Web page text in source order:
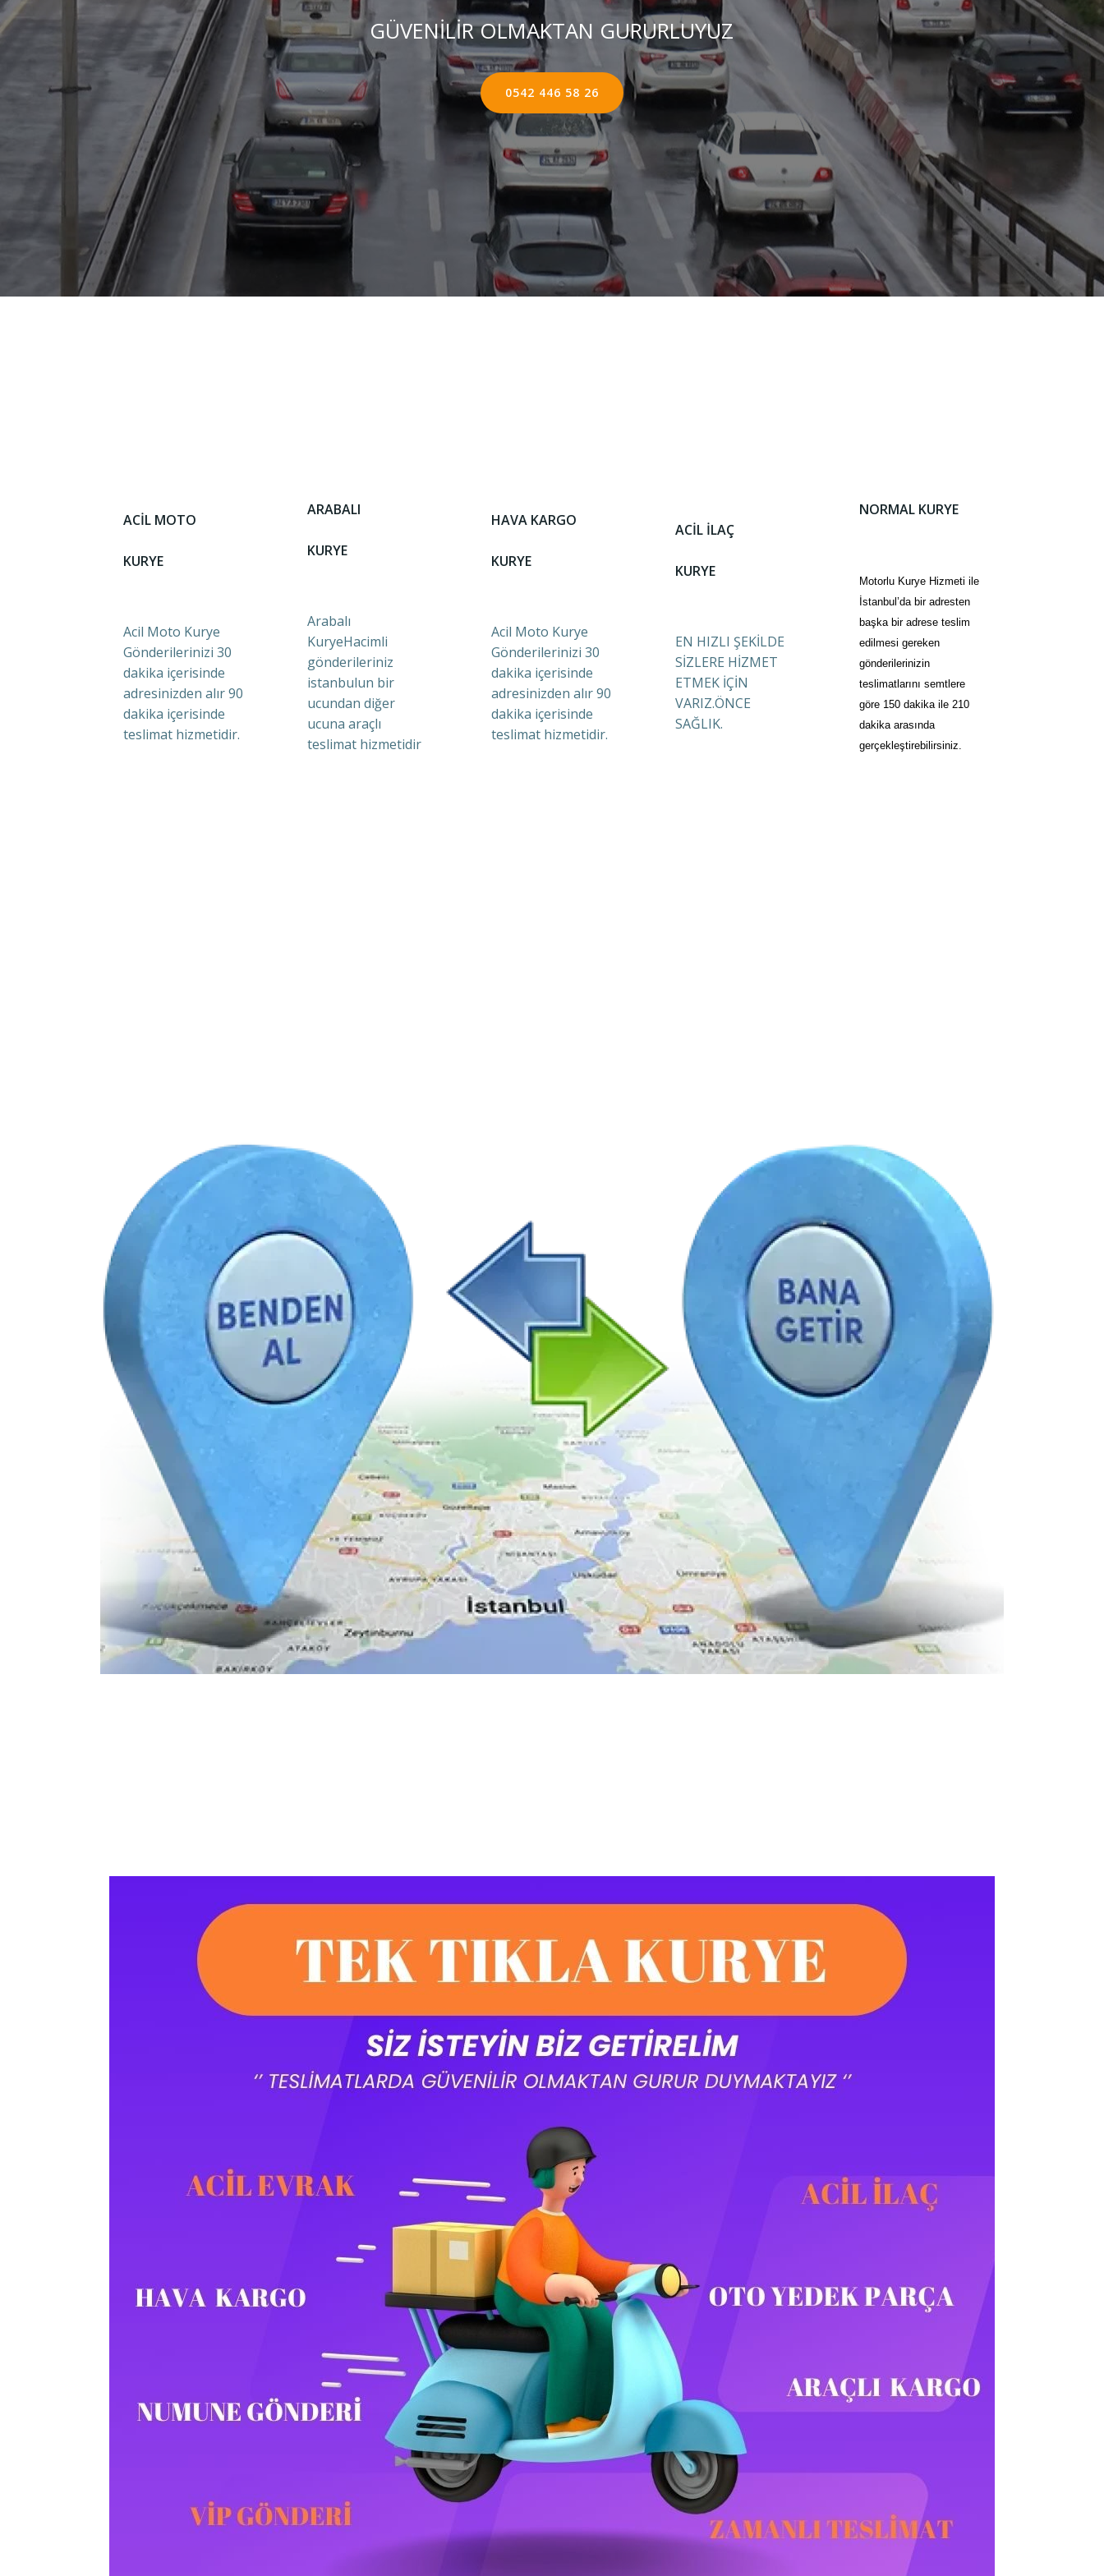
GÜVENİLİR OLMAKTAN GURURLUYUZ
0542 446 58 26
ACİL MOTO
KURYE
Acil Moto Kurye
Gönderilerinizi 30
dakika içerisinde
adresinizden alır 90
dakika içerisinde
teslimat hizmetidir.
ARABALI
KURYE
Arabalı
KuryeHacimli
gönderileriniz
istanbulun bir
ucundan diğer
ucuna araçlı
teslimat hizmetidir
HAVA KARGO
KURYE
Acil Moto Kurye
Gönderilerinizi 30
dakika içerisinde
adresinizden alır 90
dakika içerisinde
teslimat hizmetidir.
ACİL İLAÇ
KURYE
EN HIZLI ŞEKİLDE
SİZLERE HİZMET
ETMEK İÇİN
VARIZ.ÖNCE
SAĞLIK.
NORMAL KURYE
Motorlu Kurye Hizmeti ile
İstanbul’da bir adresten
başka bir adrese teslim
edilmesi gereken
gönderilerinizin
teslimatlarını semtlere
göre 150 dakika ile 210
dakika arasında
gerçekleştirebilirsiniz.